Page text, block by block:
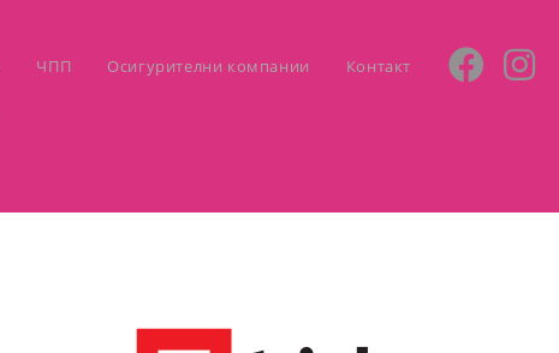
ЧПП Осигурителни компании Контакт